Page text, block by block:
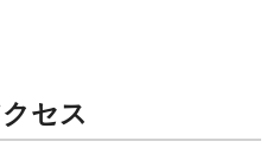
セス